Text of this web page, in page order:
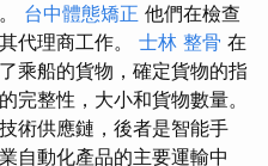
台中體態矯正 他們在檢查
代理商工作。 士林 整骨 在
乘船的貨物，確定貨物的指
完整性，大小和貨物數量。
術供應鏈，後者是智能手
自動化產品的主要運輸中